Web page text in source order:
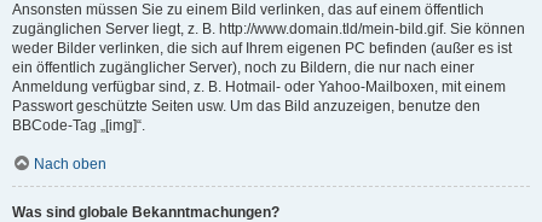
Ansonsten müssen Sie zu einem Bild verlinken, das auf einem öffentlich
zugänglichen Server liegt, z. B. http://www.domain.tld/mein-bild.gif. Sie können
weder Bilder verlinken, die sich auf Ihrem eigenen PC befinden (außer es ist
ein öffentlich zugänglicher Server), noch zu Bildern, die nur nach einer
Anmeldung verfügbar sind, z. B. Hotmail- oder Yahoo-Mailboxen, mit einem
Passwort geschützte Seiten usw. Um das Bild anzuzeigen, benutze den
BBCode-Tag „[img]“.
Nach oben
Was sind globale Bekanntmachungen?